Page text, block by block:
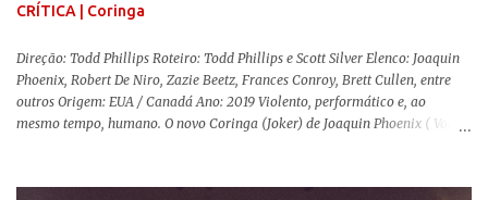
CRÍTICA | Coringa
Direção: Todd Phillips Roteiro: Todd Phillips e Scott Silver Elenco: Joaquin
Phoenix, Robert De Niro, Zazie Beetz, Frances Conroy, Brett Cullen, entre
outros Origem: EUA / Canadá Ano: 2019 Violento, performático e, ao
mesmo tempo, humano. O novo Coringa (Joker) de Joaquin Phoenix ( Você
Comics . É importante ressaltar que este não é um filme de herói. E muito